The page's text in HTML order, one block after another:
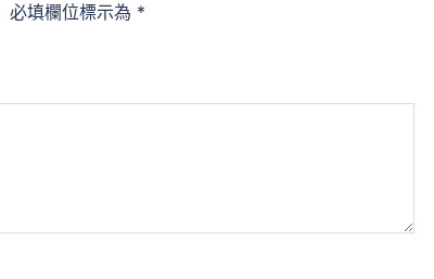
必填欄位標示為 *